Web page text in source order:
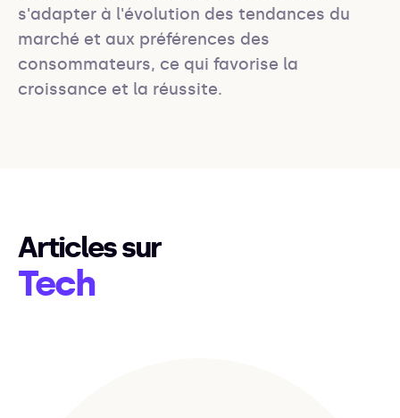
s'adapter à l'évolution des tendances du
marché et aux préférences des
consommateurs, ce qui favorise la
croissance et la réussite.
Articles sur
Tech